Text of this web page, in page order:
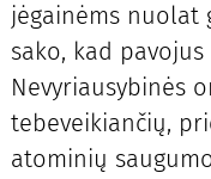
jėgainėms nuolat
sako, kad
Nevyriausybinės
tebeveikiančių,
atominių